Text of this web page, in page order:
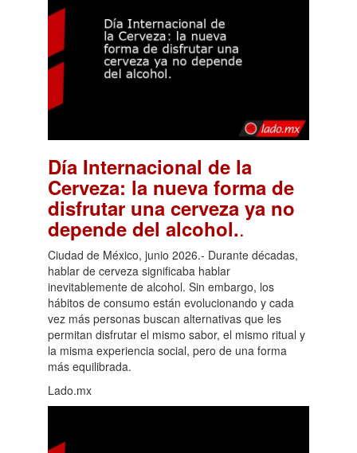
Día Internacional de la
Cerveza: la nueva forma de
disfrutar una cerveza ya no
depende del alcohol..
Ciudad de México, junio 2026.- Durante décadas,
hablar de cerveza significaba hablar
inevitablemente de alcohol. Sin embargo, los
hábitos de consumo están evolucionando y cada
vez más personas buscan alternativas que les
permitan disfrutar el mismo sabor, el mismo ritual y
la misma experiencia social, pero de una forma
más equilibrada.
Lado.mx